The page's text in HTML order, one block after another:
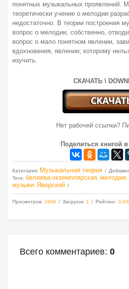
понятных музыкальных проявлений.
теоретически учение о мелодии
недостаточно. В теории построения
вопрос о мелодии, собственно,
вопрос о мало понятном явлении,
вдохновения, явлении; которому
изучить.
СКАЧАТЬ \
Нет рабочей ссылки?
Поделиться книгой в
Категория: Музыкальная теория Добавил
Теги: беляева-экземплярская мелодия
музыки Яворский
Просмотров: 1846 Загрузок: 1 Рейтинг: 0.0/
Всего комментариев: 0